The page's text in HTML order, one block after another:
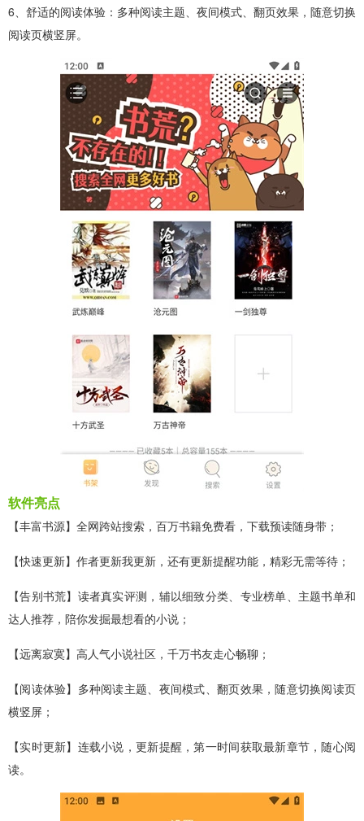
6、舒适的阅读体验：多种阅读主题、夜间模式、翻页效果，随意切换
阅读页横竖屏。
软件亮点
【丰富书源】全网跨站搜索，百万书籍免费看，下载预读随身带；
【快速更新】作者更新我更新，还有更新提醒功能，精彩无需等待；
【告别书荒】读者真实评测，辅以细致分类、专业榜单、主题书单和
达人推荐，陪你发掘最想看的小说；
【远离寂寞】高人气小说社区，千万书友走心畅聊；
【阅读体验】多种阅读主题、夜间模式、翻页效果，随意切换阅读页
横竖屏；
【实时更新】连载小说，更新提醒，第一时间获取最新章节，随心阅
读。